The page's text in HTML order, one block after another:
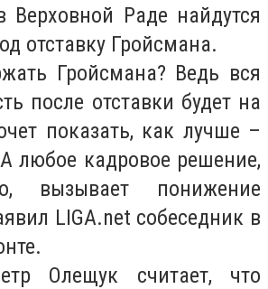
Верховной Раде найдутся
отставку Гройсмана.
Гройсмана? Ведь вся
после отставки будет на
показать, как лучше –
любое кадровое решение,
вызывает понижение
LIGA.net собеседник в
Олещук считает, что